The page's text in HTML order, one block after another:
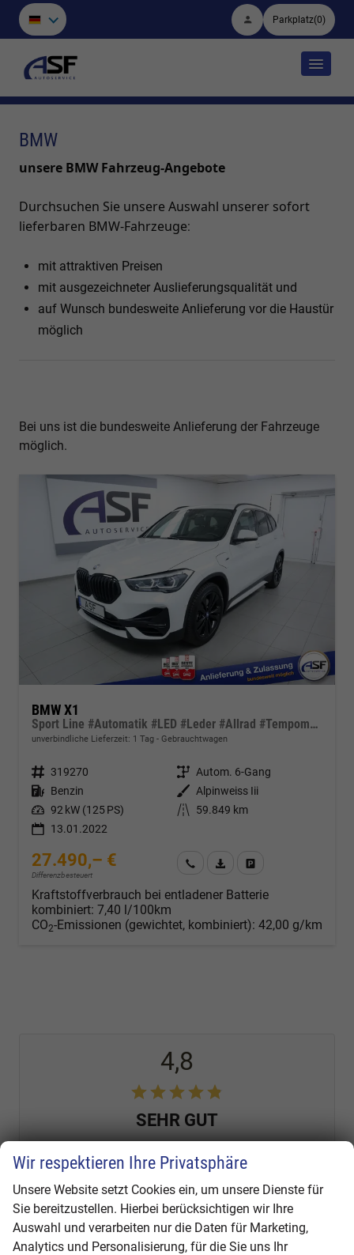
Parkplatz(0)
BMW
unsere BMW Fahrzeug-Angebote
Durchsuchen Sie unsere Auswahl unserer sofort
lieferbaren BMW-Fahrzeuge:
mit attraktiven Preisen
mit ausgezeichneter Auslieferungsqualität und
auf Wunsch bundesweite Anlieferung vor die Haustür
möglich
Bei uns ist die bundesweite Anlieferung der Fahrzeuge
möglich.
BMW X1
Sport Line #Automatik #LED #Leder #Allrad #Tempomat #Navi
unverbindliche Lieferzeit: 1 Tag Gebrauchtwagen
Fahrzeugnr. 319270 Getriebe Autom. 6-Gang
Kraftstoff Benzin Außenfarbe Alpinweiss Iii
Leistung 92 kW (125 PS) Kilometerstand
59.849 km
13.01.2022
27.490,– €
Differenzbesteuert
Wir rufen Sie anFahrzeugexposé (PDF)
Kraftstoffverbrauch bei entladener Batterie
kombiniert: 7,40 l/100km
CO2-Emissionen (gewichtet, kombiniert): 42,00 g/km
4,8
SEHR GUT
Alle Bewertungen anzeigen >
Fahrzeugnr.
Wir respektieren Ihre Privatsphäre
Unsere Website setzt Cookies ein, um unsere Dienste für
Sie bereitzustellen. Hierbei berücksichtigen wir Ihre
Auswahl und verarbeiten nur die Daten für Marketing,
Analytics und Personalisierung, für die Sie uns Ihr